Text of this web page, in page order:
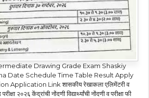
Drawing Grade Exam Shaskiy
Date Schedule Time Table Result Apply
Application Link शासकीय रेखाकला एलिमेंटरी व
२०२६ केंद्रांची नोंदणी विद्यार्थ्यांची नोंदणी व परीक्षा फी